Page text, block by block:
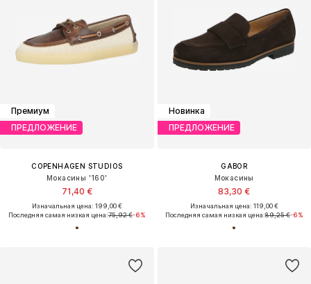
Премиум
ПРЕДЛОЖЕНИЕ
COPENHAGEN STUDIOS
Мокасины '160'
71,40 €
Изначальная цена: 199,00 €
Последняя самая низкая цена:75,92 €-6%
Новинка
ПРЕДЛОЖЕНИЕ
GABOR
Мокасины
83,30 €
Изначальная цена: 119,00 €
Последняя самая низкая цена:89,25 €-6%